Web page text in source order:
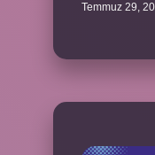
Temmuz 29,